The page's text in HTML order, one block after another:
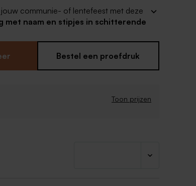
communie- of lentefeest met deze
met naam en stipjes in schitterende
bewerken met eigen tekst, naam van
van het feest.
Bestel een proefdruk
Toon prijzen